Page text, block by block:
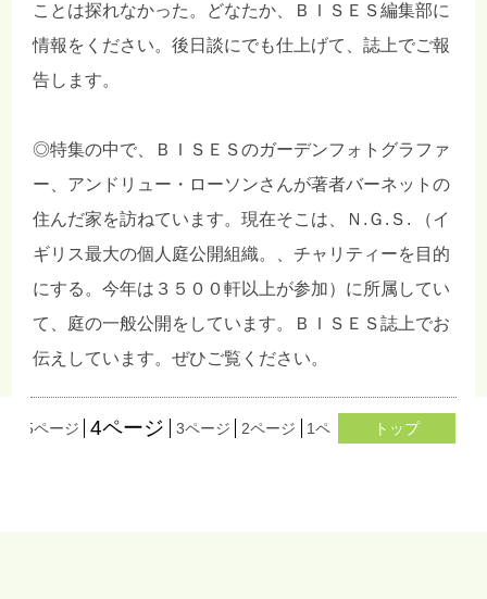
ことは探れなかった。どなたか、ＢＩＳＥＳ編集部に
情報をください。後日談にでも仕上げて、誌上でご報
告します。
◎特集の中で、ＢＩＳＥＳのガーデンフォトグラファ
ー、アンドリュー・ローソンさんが著者バーネットの
住んだ家を訪ねています。現在そこは、Ｎ.Ｇ.Ｓ. （イ
ギリス最大の個人庭公開組織。、チャリティーを目的
にする。今年は３５００軒以上が参加）に所属してい
て、庭の一般公開をしています。ＢＩＳＥＳ誌上でお
伝えしています。ぜひご覧ください。
5ページ 4ページ 3ページ 2ページ 1ページ トップ